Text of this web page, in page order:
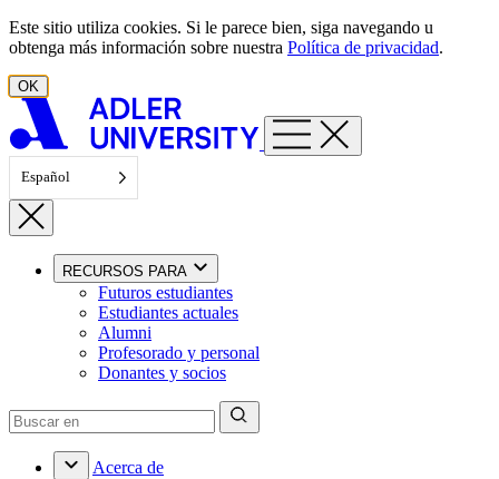
Ir al contenido
Este sitio utiliza cookies. Si le parece bien, siga navegando u
obtenga más información sobre nuestra Política de privacidad.
OK
Español
RECURSOS PARA
Futuros estudiantes
Estudiantes actuales
Alumni
Profesorado y personal
Donantes y socios
Acerca de